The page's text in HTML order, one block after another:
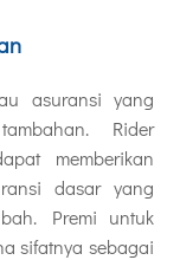
asuransi yang
Rider
memberikan
dasar yang
Premi untuk
sifatnya sebagai